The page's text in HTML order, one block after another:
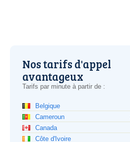
Nos tarifs d'appel
avantageux
Tarifs par minute à partir de :
Belgique
Cameroun
Canada
Côte d'Ivoire